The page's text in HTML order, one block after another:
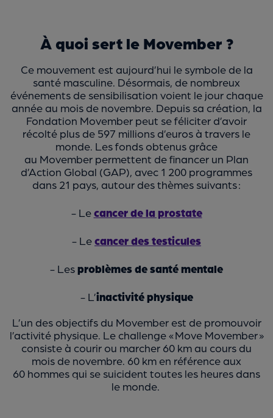
À quoi sert le Movember ?
Ce mouvement est aujourd’hui le symbole de la
santé masculine. Désormais, de nombreux
événements de sensibilisation voient le jour chaque
année au mois de novembre. Depuis sa création, la
Fondation Movember peut se féliciter d’avoir
récolté plus de 597 millions d’euros à travers le
monde. Les fonds obtenus grâce
au Movember permettent de financer un Plan
d’Action Global (GAP), avec 1 200 programmes
dans 21 pays, autour des thèmes suivants :
- Lecancer de la prostate
- Lecancer des testicules
- Lesproblèmes de santé mentale
- L’inactivité physique
L’un des objectifs du Movember est de promouvoir
l’activité physique. Le challenge « Move Movember »
consiste à courir ou marcher 60 km au cours du
mois de novembre. 60 km en référence aux
60 hommes qui se suicident toutes les heures dans
le monde.